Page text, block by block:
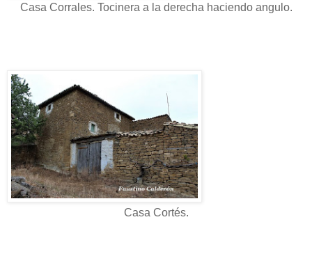
Casa Corrales. Tocinera a la derecha haciendo angulo.
Casa Cortés.